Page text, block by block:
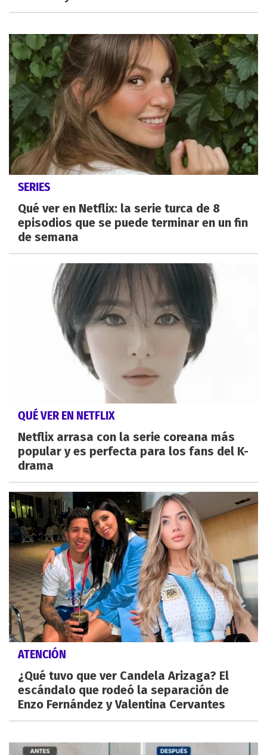
SERIES
Qué ver en Netflix: la serie turca de 8
episodios que se puede terminar en un fin
de semana
QUÉ VER EN NETFLIX
Netflix arrasa con la serie coreana más
popular y es perfecta para los fans del K-
drama
ATENCIÓN
¿Qué tuvo que ver Candela Arizaga? El
escándalo que rodeó la separación de
Enzo Fernández y Valentina Cervantes